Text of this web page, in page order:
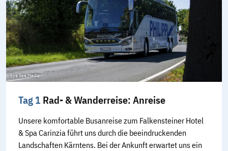
Eye See Media
Tag 1 Rad- & Wanderreise: Anreise
Unsere komfortable Busanreise zum Falkensteiner Hotel
& Spa Carinzia führt uns durch die beeindruckenden
Landschaften Kärntens. Bei der Ankunft erwartet uns ein